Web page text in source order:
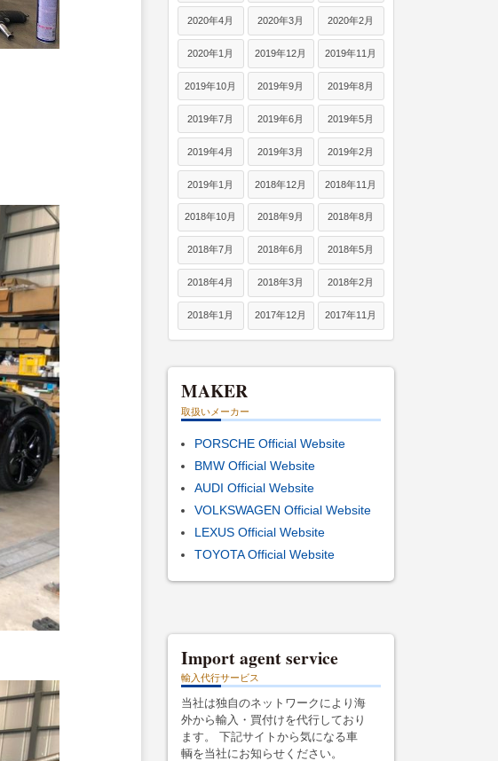
2020年4月 2020年3月 2020年2月
2020年1月 2019年12月 2019年11月
2019年10月 2019年9月 2019年8月
2019年7月 2019年6月 2019年5月
2019年4月 2019年3月 2019年2月
2019年1月 2018年12月 2018年11月
2018年10月 2018年9月 2018年8月
2018年7月 2018年6月 2018年5月
2018年4月 2018年3月 2018年2月
2018年1月 2017年12月 2017年11月
MAKER
取扱いメーカー
PORSCHE Official Website
BMW Official Website
AUDI Official Website
VOLKSWAGEN Official Website
LEXUS Official Website
TOYOTA Official Website
Import agent service
輸入代行サービス
当社は独自のネットワークにより海
外から輸入・買付けを代行しており
ます。 下記サイトから気になる車
輌を当社にお知らせください。